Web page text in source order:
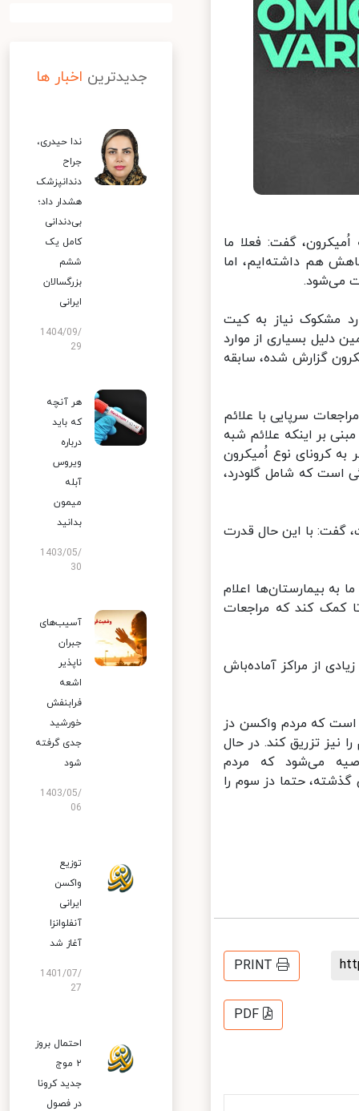
گفت: فعلا ما
هم داشته‌ایم، اما
می‌شود.
مشکوک نیاز به کیت
بسیاری از موارد
گزارش شده، سابقه
سرپایی با علائم
بر اینکه علائم شبه
کرونای نوع اُمیکرون
است که شامل گلودرد،
با این حال قدرت
بیمارستان‌ها اعلام
کند که مراجعات
از مراکز آماده‌باش
که مردم واکسن دز
تزریق کند. در حال
می‌شود که مردم
حتما دز سوم را
PRINT
PDF
جدیدترین اخبار ها
ندا حیدری،
جراح
دندانپزشک
هشدار داد؛
بی‌دندانی
کامل یک
ششم
بزرگسالان
ایرانی
1404/09/
29
هر آنچه
که باید
درباره
ویروس
آبله
میمون
بدانید
1403/05/
30
آسیب‌های
جبران
ناپذیر
اشعه
فرابنفش
خورشید
جدی گرفته
شود
1403/05/
06
توزیع
واکسن
ایرانی
آنفلوانزا
آغاز شد
1401/07/
27
احتمال بروز
۲ موج
جدید کرونا
در فصول